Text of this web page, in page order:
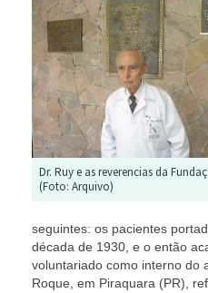
Dr. Ruy e as reverencias da
(Foto: Arquivo)
seguintes: os pacientes
década de 1930, e o então
voluntariado como interno do
Roque, em Piraquara (PR),